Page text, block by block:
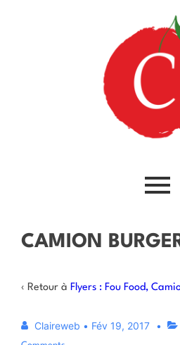
CAMION
‹ Retour à Flyers : Fou Food,
Claireweb • Fév 19, 2017